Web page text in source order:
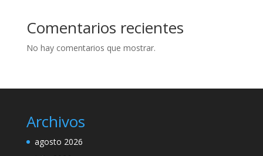
Comentarios recientes
No hay comentarios que mostrar.
Archivos
agosto 2026